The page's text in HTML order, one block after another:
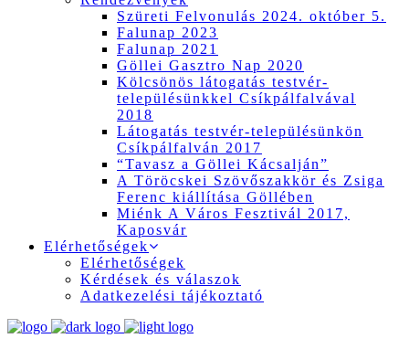
Szüreti Felvonulás 2024. október 5.
Falunap 2023
Falunap 2021
Göllei Gasztro Nap 2020
Kölcsönös látogatás testvér-
településünkkel Csíkpálfalvával
2018
Látogatás testvér-településünkön
Csíkpálfalván 2017
“Tavasz a Göllei Kácsalján”
A Töröcskei Szövőszakkör és Zsiga
Ferenc kiállítása Göllében
Miénk A Város Fesztivál 2017,
Kaposvár
Elérhetőségek
Elérhetőségek
Kérdések és válaszok
Adatkezelési tájékoztató